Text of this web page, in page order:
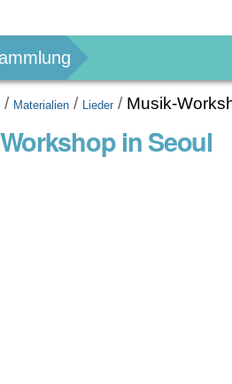
/ Materialien / Lieder / Musik-
in Seoul